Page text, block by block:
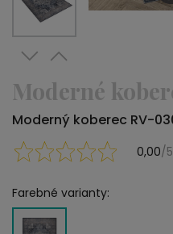
Moderné
Moderný koberec RV-030
0,00/5
Farebné varianty: